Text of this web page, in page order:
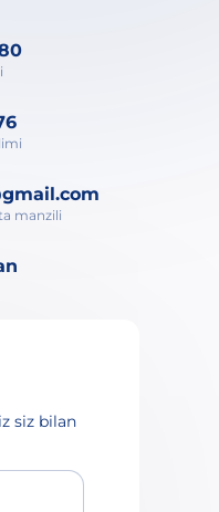
manzili
siz bilan